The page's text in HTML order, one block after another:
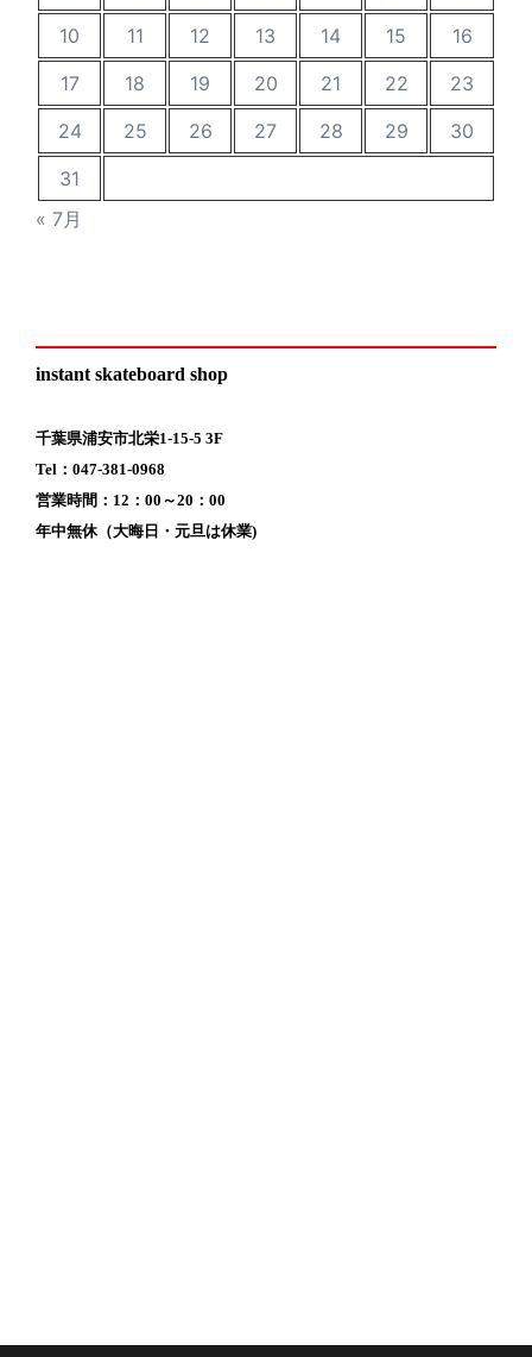
10
11 12 13 14 15
16
17
18 19 20 21 22
23
24
25 26 27 28 29
30
31
« 7月
instant skateboard shop
千葉県浦安市北栄1-15-5 3F
Tel：047-381-0968
営業時間：12：00～20：00
年中無休（大晦日・元旦は休業)